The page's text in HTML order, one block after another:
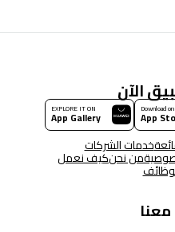
الآن
Download
App
EXPLORE IT ON
App Gallery
خدمات الشركات
من نحنكيف نعمل